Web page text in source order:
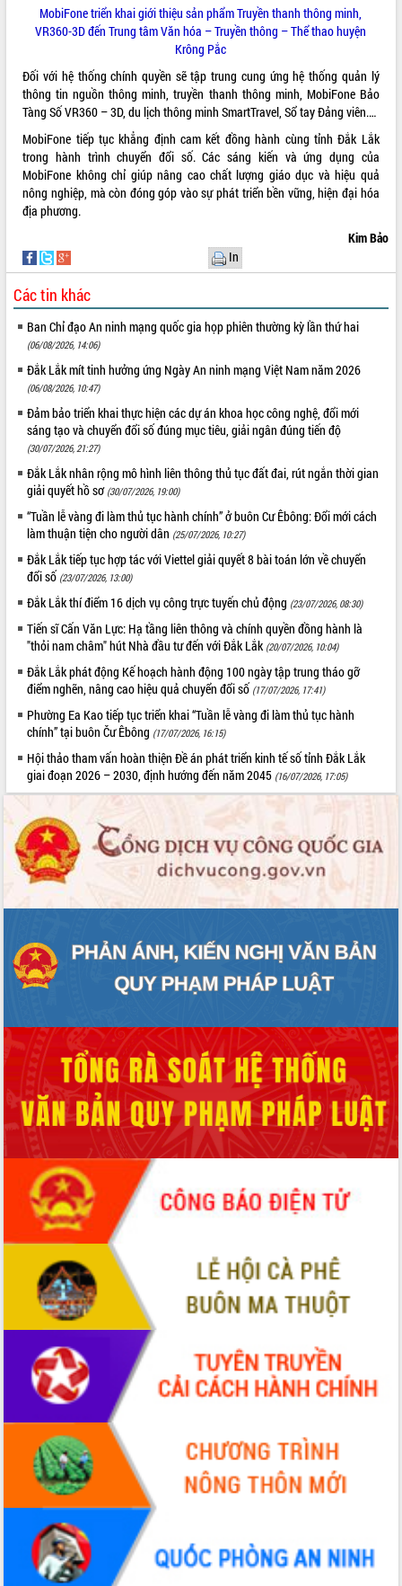
trong Khu kinh tế Nam Phú Yên
Hòn Yến phát triển du lịch gắn với bảo
Lấy ý kiến điều chỉnh Quy hoạch tỉnh
Đắk Lắk thời kỳ 2021-2030, tầm nhìn
đến năm 2050
Phát động chiến dịch 30 ngày đêm
giải phóng mặt bằng Tuyến đường bộ
ven biển
Đắk Lắk nỗ lực thúc đẩy tăng trưởng
kinh tế từ 10% trở lên trong Quý
Đắk Lắk ký kết thỏa thuận hợp tác về
chuyển đổi số giai đoạn 2026 – 2030
với Tập đoàn Bưu chính Viễn thông
Việt Nam
Thứ trưởng Bộ Y tế làm việc với tỉnh
Đắk Lắk về phát triển nhân lực y tế
cho trạm y tế cấp xã
Du lịch Đắk Lắk nâng tầm trải nghiệm
du khách thông qua Hệ thống cơ sở dữ
liệu và Bản đồ số
Tập huấn ứng dụng trí tuệ nhân tạo (AI)
trong thương mại điện tử năm 2026
Đoàn đại biểu Quốc hội tỉnh Đắk Lắk
trao đổi thông tin trước Kỳ họp thứ
nhất, Quốc hội khóa XVI
Quyết liệt cải cách hành chính, khơi
thông nguồn lực phát triển
Nâng cao hiệu lực, hiệu quả HĐND
tỉnh thông qua hiện đại hóa hành chính
Xã Ea Phê gắn cải cách hành chính với
chuyển đổi số
Phó Chủ tịch Thường trực UBND tỉnh
Hồ Thị Nguyên Thảo làm việc tại Trung
tâm Phục vụ hành chính công xã Ea
Phê
hành cùng nông dân dân, doanh nghiệp
Giai đoạn 2026-2030, Đắk Lắk phấn
đấu có 77% xã đạt chuẩn nông thôn
mới
Chuyển đổi số 'mở đường' cho nông
nghiệp Đắk Lắk tăng trưởng bứt phá
Triển khai đồng bộ đo đạc, lập hồ sơ
Ứng dụng sinh trắc học - Bước tiến
trong hành trình chuyển đổi số tại Đắk
Lắk
Đắk Lắk đẩy mạnh nuôi biển công
nghệ, hướng tới phát triển thủy sản
bền vững
Tập huấn nâng cao năng lực triển khai
chuyển đổi số cho cán bộ, công chức
cấp xã
Đắk Lắk phát động hưởng ứng Ngày
Quyền của người tiêu dùng Việt Nam
2026
Đẩy mạnh cải cách hành chính, quyết
tâm đạt được mục tiêu tăng trưởng
hai con số trong năm 2026
Tổ chức trang trọng Lễ hội Đền thờ
Lương Văn Chánh năm 2026
Phó Bí thư Tỉnh ủy Đắk Lắk Đỗ Hữu
Huy giữ chức Bí thư Đảng ủy Ủy Ban
Nhân dân tỉnh
Bệnh án điện tử thúc đẩy chuyển đổi
số y tế tại Đắk Lắk
Chuyển đổi số thư viện: Mở rộng
không gian tri thức trong thời đại số
Đánh giá, rút kinh nghiệm công tác tổ
chức diễn tập trước ngày bầu cử
Chương trình “Gặp gỡ hữu nghị –
Friendship Meeting New Year 2026”
Bầu cử Quốc hội và HĐND: Cử tri Đắk
Lắk gửi gắm niềm tin, kỳ vọng vào lá
phiếu
MobiFone triển khai giới thiệu sản phẩm Truyền thanh thông minh,
VR360-3D đến Trung tâm Văn hóa – Truyền thông – Thể thao huyện
Krông Pắc
Đối với hệ thống chính quyền sẽ tập trung cung ứng hệ thống quản lý
thông tin nguồn thông minh, truyền thanh thông minh, MobiFone Bảo
Tàng Số VR360 – 3D, du lịch thông minh SmartTravel, Sổ tay Đảng viên.…
MobiFone tiếp tục khẳng định cam kết đồng hành cùng tỉnh Đắk Lắk
trong hành trình chuyển đổi số. Các sáng kiến và ứng dụng của
MobiFone không chỉ giúp nâng cao chất lượng giáo dục và hiệu quả
nông nghiệp, mà còn đóng góp vào sự phát triển bền vững, hiện đại hóa
địa phương.
Kim Bảo
In
Các tin khác
Ban Chỉ đạo An ninh mạng quốc gia họp phiên thường kỳ lần thứ hai
(06/08/2026, 14:06)
Đắk Lắk mít tinh hưởng ứng Ngày An ninh mạng Việt Nam năm 2026
(06/08/2026, 10:47)
Đảm bảo triển khai thực hiện các dự án khoa học công nghệ, đổi mới
sáng tạo và chuyển đổi số đúng mục tiêu, giải ngân đúng tiến độ
(30/07/2026, 21:27)
Đắk Lắk nhân rộng mô hình liên thông thủ tục đất đai, rút ngắn thời gian
giải quyết hồ sơ (30/07/2026, 19:00)
“Tuần lễ vàng đi làm thủ tục hành chính” ở buôn Cư Êbông: Đổi mới cách
làm thuận tiện cho người dân (25/07/2026, 10:27)
Đắk Lắk tiếp tục hợp tác với Viettel giải quyết 8 bài toán lớn về chuyển
đổi số (23/07/2026, 13:00)
Đắk Lắk thí điểm 16 dịch vụ công trực tuyến chủ động (23/07/2026, 08:30)
Tiến sĩ Cấn Văn Lực: Hạ tầng liên thông và chính quyền đồng hành là
"thỏi nam châm" hút Nhà đầu tư đến với Đắk Lắk (20/07/2026, 10:04)
Đắk Lắk phát động Kế hoạch hành động 100 ngày tập trung tháo gỡ
điểm nghẽn, nâng cao hiệu quả chuyển đổi số (17/07/2026, 17:41)
Phường Ea Kao tiếp tục triển khai “Tuần lễ vàng đi làm thủ tục hành
chính” tại buôn Čư Êbông (17/07/2026, 16:15)
Hội thảo tham vấn hoàn thiện Đề án phát triển kinh tế số tỉnh Đắk Lắk
giai đoạn 2026 – 2030, định hướng đến năm 2045 (16/07/2026, 17:05)